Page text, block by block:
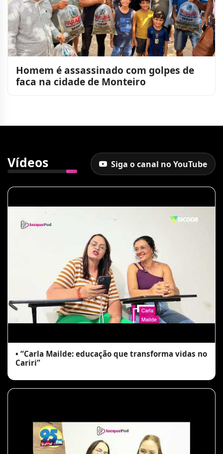
Homem é assassinado com golpes de
faca na cidade de Monteiro
Vídeos Siga o canal no YouTube
• “Carla Mailde: educação que transforma vidas no
Cariri”